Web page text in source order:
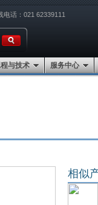
电话：021 62339111
与技术 服务中心
相似